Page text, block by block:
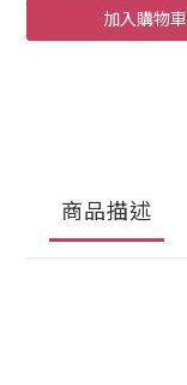
加入購物車
商品描述